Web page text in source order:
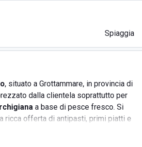
Spiaggia
, situato a Grottammare, in provincia di
dalla clientela soprattutto per
a base di pesce fresco. Si
ricca offerta di antipasti, primi piatti e
la semplicità della cucina dello